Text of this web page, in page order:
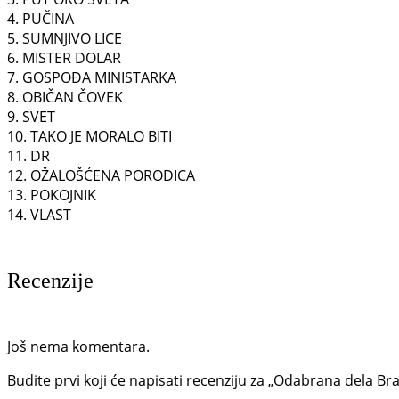
4. PUČINA
5. SUMNJIVO LICE
6. MISTER DOLAR
7. GOSPOĐA MINISTARKA
8. OBIČAN ČOVEK
9. SVET
10. TAKO JE MORALO BITI
11. DR
12. OŽALOŠĆENA PORODICA
13. POKOJNIK
14. VLAST
Recenzije
Još nema komentara.
Budite prvi koji će napisati recenziju za „Odabrana dela